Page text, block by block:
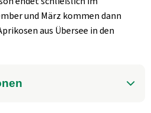
und März kommen dann
aus Übersee in den